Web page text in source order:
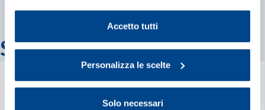
cookie del sito. Per ulteriori informazioni consulta la
Accetto tutti
Personalizza le scelte
Solo necessari
Startup correlate
SFERALINK SRL